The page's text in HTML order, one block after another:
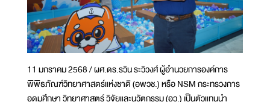
11 มกราคม 2568 / ผศ.ดร.รวิน ระวิวงศ์ ผู้อำนวยการองค์การ
พิพิธภัณฑ์วิทยาศาสตร์แห่งชาติ (อพวช.) หรือ NSM กระทรวงการ
อุดมศึกษา วิทยาศาสตร์ วิจัยและนวัตกรรม (อว.) เป็นตัวแทนนำ